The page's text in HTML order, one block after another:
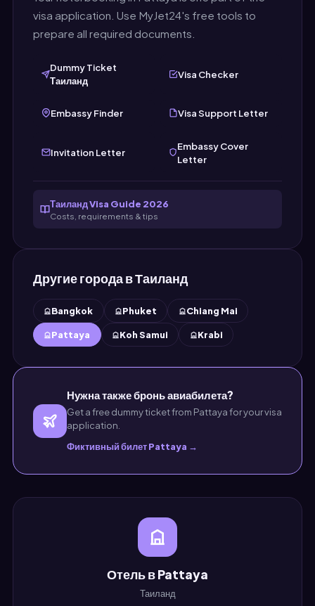
visa application. Use MyJet24's free tools to
prepare all required documents.
Dummy Ticket
Таиланд
Visa Checker
Embassy Finder Visa Support Letter
Invitation Letter
Embassy Cover
Letter
Таиланд Visa Guide 2026
Costs, requirements & tips
Другие города в Таиланд
Bangkok Phuket Chiang Mai
Pattaya Koh Samui Krabi
Нужна также бронь авиабилета?
Get a free dummy ticket from Pattaya for your visa
application.
Фиктивный билет Pattaya →
Отель в Pattaya
Таиланд